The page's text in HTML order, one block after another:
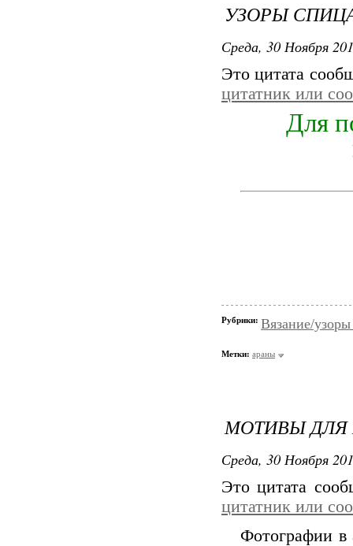
УЗОРЫ
Среда, 30 Ноября
Это цитата
цитатник или
Для
Рубрики: Вязание/
Метки: араны
МОТИВЫ
Среда, 30 Ноября
Это цитата
цитатник или
Фотографии в